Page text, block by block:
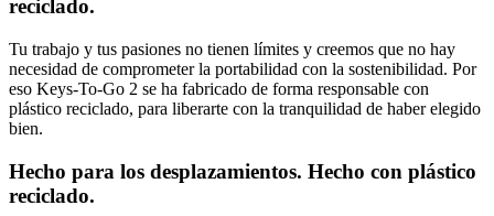
reciclado.
Tu trabajo y tus pasiones no tienen límites y creemos que no hay
necesidad de comprometer la portabilidad con la sostenibilidad. Por
eso Keys-To-Go 2 se ha fabricado de forma responsable con
plástico reciclado, para liberarte con la tranquilidad de haber elegido
bien.
Hecho para los desplazamientos. Hecho con plástico
reciclado.